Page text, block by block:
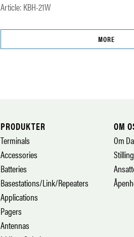
Article: KBH-21W
MORE
PRODUKTER
Terminals
Accessories
Batteries
Basestations/Link/Repeaters
Applications
Pagers
Antennas
OM
Om